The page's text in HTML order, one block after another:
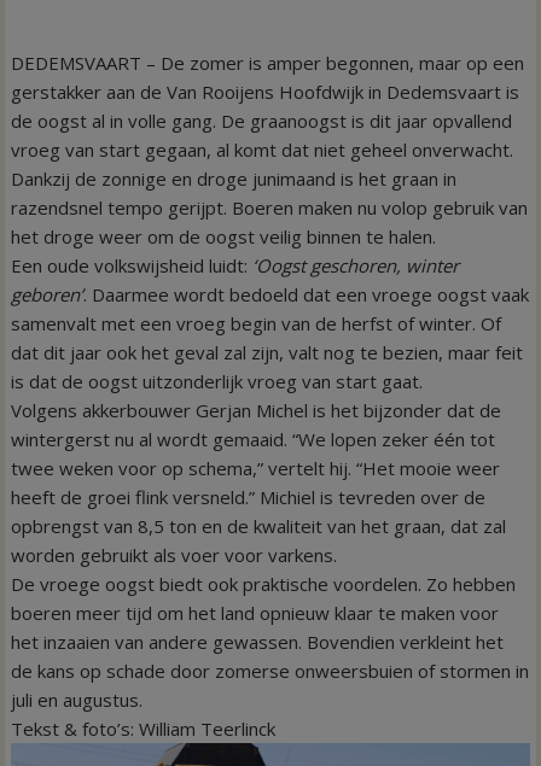
DEDEMSVAART – De zomer is amper begonnen, maar op een
gerstakker aan de Van Rooijens Hoofdwijk in Dedemsvaart is
de oogst al in volle gang. De graanoogst is dit jaar opvallend
vroeg van start gegaan, al komt dat niet geheel onverwacht.
Dankzij de zonnige en droge junimaand is het graan in
razendsnel tempo gerijpt. Boeren maken nu volop gebruik van
het droge weer om de oogst veilig binnen te halen.
Een oude volkswijsheid luidt: ‘Oogst geschoren, winter
geboren’. Daarmee wordt bedoeld dat een vroege oogst vaak
samenvalt met een vroeg begin van de herfst of winter. Of
dat dit jaar ook het geval zal zijn, valt nog te bezien, maar feit
is dat de oogst uitzonderlijk vroeg van start gaat.
Volgens akkerbouwer Gerjan Michel is het bijzonder dat de
wintergerst nu al wordt gemaaid. “We lopen zeker één tot
twee weken voor op schema,” vertelt hij. “Het mooie weer
heeft de groei flink versneld.” Michiel is tevreden over de
opbrengst van 8,5 ton en de kwaliteit van het graan, dat zal
worden gebruikt als voer voor varkens.
De vroege oogst biedt ook praktische voordelen. Zo hebben
boeren meer tijd om het land opnieuw klaar te maken voor
het inzaaien van andere gewassen. Bovendien verkleint het
de kans op schade door zomerse onweersbuien of stormen in
juli en augustus.
Tekst & foto’s: William Teerlinck